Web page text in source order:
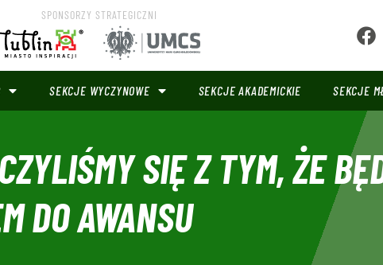
SPONSORZY STRATEGICZNI
SEKCJE WYCZYNOWE SEKCJE AKADEMICKIE SEKCJE
SIĘ Z TYM, ŻE
DO AWANSU